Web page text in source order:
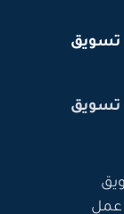
تسويق
تسويق
عمل